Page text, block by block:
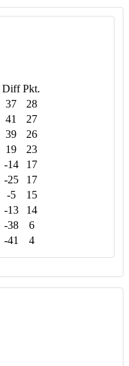
Diff Pkt.
37
28
41
27
39
26
19
23
-14
17
-25
17
-5
15
-13
14
-38
6
-41 4